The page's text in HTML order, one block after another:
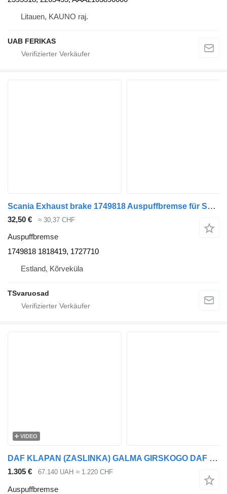
Litauen, KAUNO raj.
UAB FERIKAS
Scania Exhaust brake 1749818 Auspuffbremse für Scania G400 Sattelzugmaschine
32,50 € ≈ 30,37 CHF
Auspuffbremse
1749818 1818419, 1727710
Estland, Kõrveküla
TSvaruosad
VIDEO
DAF KLAPAN (ZASLINKA) GALMA GIRSKOGO DAF CF/XF106 EURO 6 MX13 Auspuffbremse für DAF CF, XF106 Sattelzugmaschine
1.305 € 67.140 UAH ≈ 1.220 CHF
Auspuffbremse